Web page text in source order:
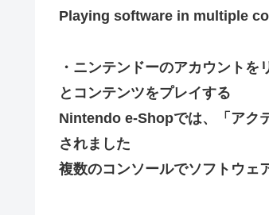
【デレマス】 和久井留美「夢を作って、
【悲報】ポケポケ、1年で1600万人が引
ゲーム「すごい武器を手に入れました
【にじさんじ】Cellmates、NG行動回
【動画】マーベルの新作格ゲー、歴代
藤嶌果歩1st写真集の感想まとめ。おお
Playing software in multiple
・ニンテンドーのアカウント
とコンテンツをプレイする
Nintendo e-Shopでは、「アク
されました
複数のコンソールでソフトウェ